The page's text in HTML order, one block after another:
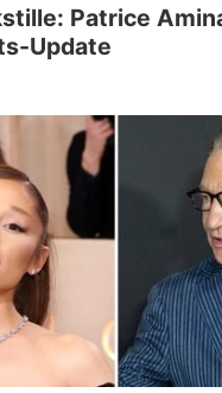
Patrice
Update